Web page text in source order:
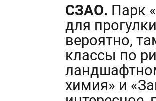
СЗАО. Парк
для
вероятно,
классы по
химия» и